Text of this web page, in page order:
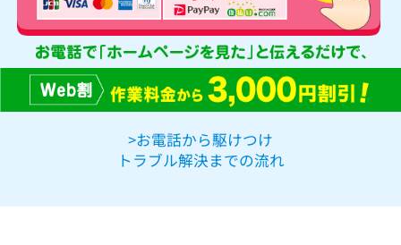
>お電話から駆けつけ
トラブル解決までの流れ